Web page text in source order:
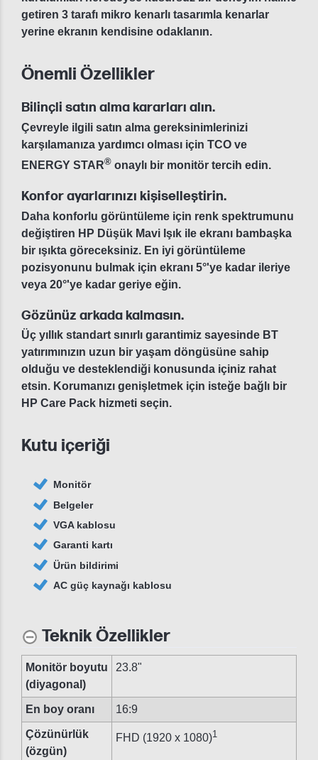
getiren 3 tarafı mikro kenarlı tasarımla kenarlar
yerine ekranın kendisine odaklanın.
Önemli Özellikler
Bilinçli satın alma kararları alın.
Çevreyle ilgili satın alma gereksinimlerinizi
karşılamanıza yardımcı olması için TCO ve
ENERGY STAR® onaylı bir monitör tercih edin.
Konfor ayarlarınızı kişiselleştirin.
Daha konforlu görüntüleme için renk spektrumunu
değiştiren HP Düşük Mavi Işık ile ekranı bambaşka
bir ışıkta göreceksiniz. En iyi görüntüleme
pozisyonunu bulmak için ekranı 5°'ye kadar ileriye
veya 20°'ye kadar geriye eğin.
Gözünüz arkada kalmasın.
Üç yıllık standart sınırlı garantimiz sayesinde BT
yatırımınızın uzun bir yaşam döngüsüne sahip
olduğu ve desteklendiği konusunda içiniz rahat
etsin. Korumanızı genişletmek için isteğe bağlı bir
HP Care Pack hizmeti seçin.
Kutu içeriği
Monitör
Belgeler
VGA kablosu
Garanti kartı
Ürün bildirimi
AC güç kaynağı kablosu
Teknik Özellikler
Monitör boyutu
(diyagonal)
23.8"
En boy oranı 16:9
Çözünürlük
(özgün)
FHD (1920 x 1080)1